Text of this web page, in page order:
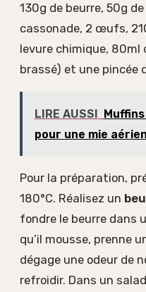
130g de beurre, 50g
cassonade, 2 œufs,
levure chimique,
brassé) et une pincée
LIRE AUSSI
pour une mie
Pour la préparation,
180°C. Réalisez un
fondre le beurre dans
qu’il mousse, prenne
dégage une odeur de
refroidir. Dans un